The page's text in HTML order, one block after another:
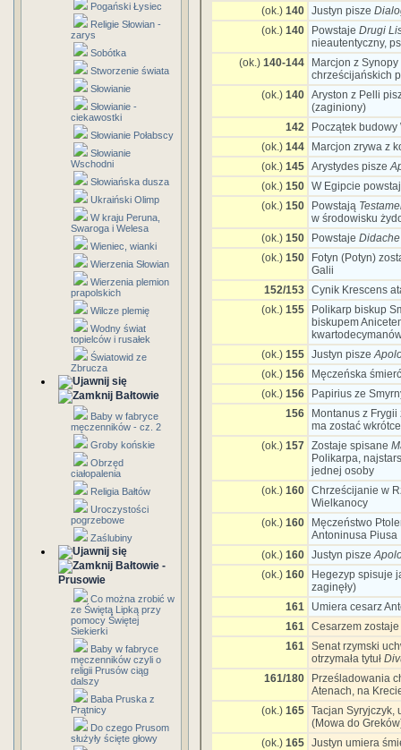
Pogański Łysiec
Religie Słowian -
zarys
Sobótka
Stworzenie świata
Słowianie
Słowianie -
ciekawostki
Słowianie Połabscy
Słowianie
Wschodni
Słowiańska dusza
Ukraiński Olimp
W kraju Peruna,
Swaroga i Welesa
Wieniec, wianki
Wierzenia Słowian
Wierzenia plemion
prapolskich
Wilcze plemię
Wodny świat
topielców i rusałek
Światowid ze
Zbrucza
Bałtowie
Baby w fabryce
męczenników - cz. 2
Groby końskie
Obrzęd
ciałopalenia
Religia Bałtów
Uroczystości
pogrzebowe
Zaślubiny
Bałtowie -
Prusowie
Co można zrobić w
ze Świętą Lipką przy
pomocy Świętej
Siekierki
Baby w fabryce
męczenników czyli o
religii Prusów ciąg
dalszy
Baba Pruska z
Prątnicy
Do czego Prusom
służyły ścięte głowy
(ok.) 140 Justyn pisze
(ok.) 140 Powstaje Drugi
nieautentyczny,
(ok.) 140-144
Marcjon z
chrześcijańskich
(ok.) 140 Aryston z Pelli
(zaginiony)
142
Początek budowy
(ok.) 144
Marcjon zrywa z
(ok.) 145 Arystydes pisze
(ok.) 150 W Egipcie
(ok.) 150 Powstają
w środowisku
(ok.) 150 Powstaje Didache
(ok.) 150
Fotyn (Potyn)
Galii
152/153 Cynik Krescens
(ok.) 155
Polikarp biskup
biskupem
(ok.) 155 Justyn pisze
(ok.) 156
Męczeńska
(ok.) 156
Papirius ze
156
Montanus z
ma zostać
(ok.) 157 Zostaje spisane
Polikarpa,
jednej osoby
(ok.) 160 Chrześcijanie w
Wielkanocy
(ok.) 160
Męczeństwo
Antoninusa Piusa
(ok.) 160 Justyn pisze
(ok.) 160
Hegezyp spisuje
zaginęły)
161
Umiera cesarz
161 Cesarzem zostaje
161 Senat rzymski
otrzymała tytuł
161/180
Prześladowania
Atenach, na
(ok.) 165 Tacjan Syryjczyk,
(Mowa do
(ok.) 165 Justyn umiera